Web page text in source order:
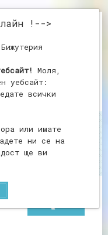
!-->
Моля,
уебсайт:
всички
или имате
ни се на
ще ви